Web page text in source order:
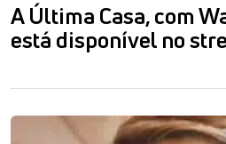
A Última Casa, com
está disponível no